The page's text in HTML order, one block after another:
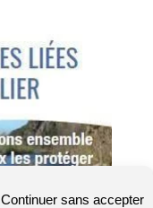
Continuer sans accepter